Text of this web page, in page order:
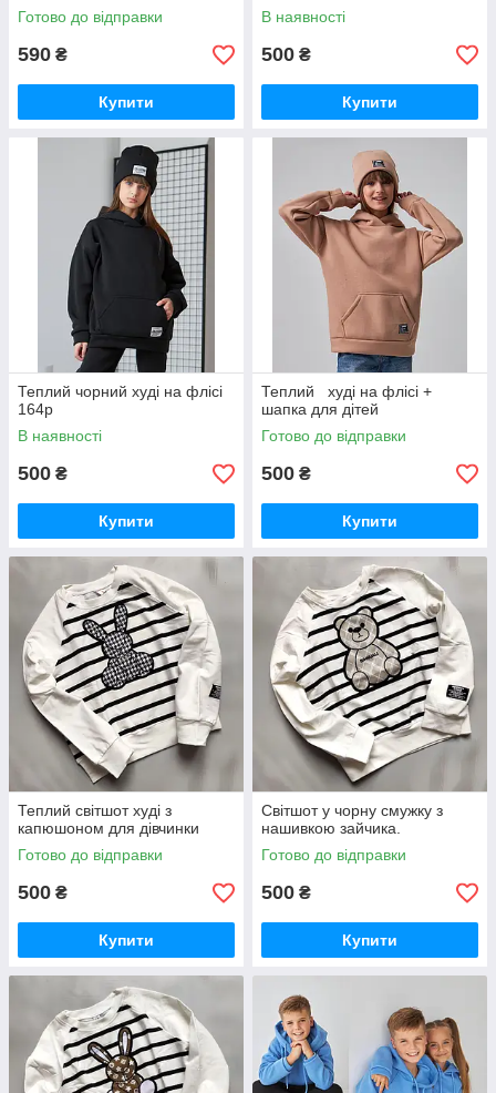
Готово до відправки
590 ₴
Купити
В наявності
500 ₴
Купити
Теплий чорний худі на флісі
164р
В наявності
500 ₴
Купити
Теплий худі на флісі +
шапка для дітей
Готово до відправки
500 ₴
Купити
Теплий світшот худі з
капюшоном для дівчинки
Готово до відправки
500 ₴
Купити
Світшот у чорну смужку з
нашивкою зайчика.
Готово до відправки
500 ₴
Купити